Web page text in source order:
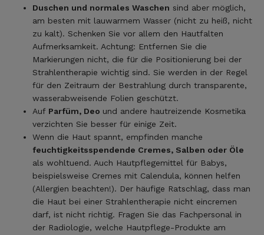
Duschen und normales Waschen sind aber möglich,
am besten mit lauwarmem Wasser (nicht zu heiß, nicht
zu kalt). Schenken Sie vor allem den Hautfalten
Aufmerksamkeit. Achtung: Entfernen Sie die
Markierungen nicht, die für die Positionierung bei der
Strahlentherapie wichtig sind. Sie werden in der Regel
für den Zeitraum der Bestrahlung durch transparente,
wasserabweisende Folien geschützt.
Auf Parfüm, Deo und andere hautreizende Kosmetika
verzichten Sie besser für einige Zeit.
Wenn die Haut spannt, empfinden manche
feuchtigkeitsspendende Cremes, Salben oder Öle
als wohltuend. Auch Hautpflegemittel für Babys,
beispielsweise Cremes mit Calendula, können helfen
(Allergien beachten!). Der häufige Ratschlag, dass man
die Haut bei einer Strahlentherapie nicht eincremen
darf, ist nicht richtig. Fragen Sie das Fachpersonal in
der Radiologie, welche Hautpflege-Produkte am